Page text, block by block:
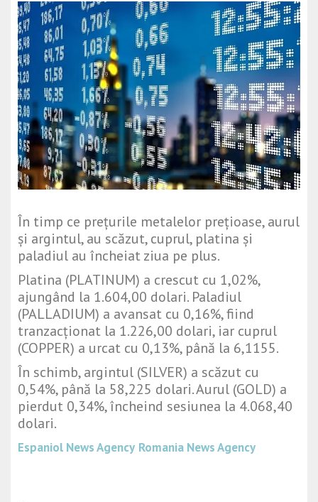
În timp ce prețurile metalelor prețioase, aurul
și argintul, au scăzut, cuprul, platina și
paladiul au încheiat ziua pe plus.
Platina (PLATINUM) a crescut cu 1,02%,
ajungând la 1.604,00 dolari. Paladiul
(PALLADIUM) a avansat cu 0,16%, fiind
tranzacționat la 1.226,00 dolari, iar cuprul
(COPPER) a urcat cu 0,13%, până la 6,1155.
În schimb, argintul (SILVER) a scăzut cu
0,54%, până la 58,225 dolari. Aurul (GOLD) a
pierdut 0,34%, încheind sesiunea la 4.068,40
dolari.
Espaniol News Agency Romania News Agency